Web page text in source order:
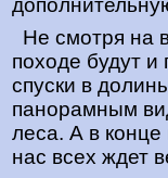
Не смотря на
походе будут
спуски в
панорамным
леса. А в конце
нас всех ждет